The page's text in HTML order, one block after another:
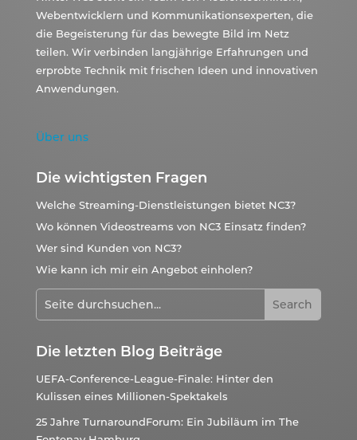
Webentwicklern und Kommunikationsexperten, die
die Begeisterung für das bewegte Bild im Netz
teilen. Wir verbinden langjährige Erfahrungen und
erprobte Technik mit frischen Ideen und innovativen
Anwendungen.
Über uns
Die wichtigsten Fragen
Welche Streaming-Dienstleistungen bietet NC3?
Wo können Videostreams von NC3 Einsatz finden?
Wer sind Kunden von NC3?
Wie kann ich mir ein Angebot einholen?
Die letzten Blog Beiträge
UEFA-Conference-League-Finale: Hinter den
Kulissen eines Millionen-Spektakels
25 Jahre TurnaroundForum: Ein Jubiläum im The